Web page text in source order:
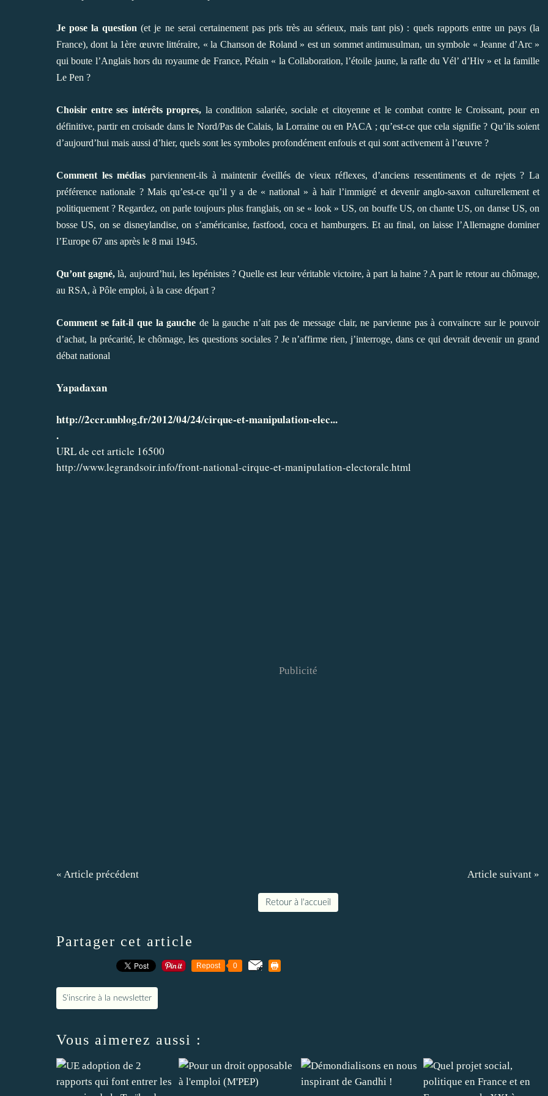
Je pose la question (et je ne serai certainement pas pris très au sérieux, mais tant pis) : quels rapports entre un pays (la
France), dont la 1ère œuvre littéraire, « la Chanson de Roland » est un sommet antimusulman, un symbole « Jeanne d’Arc »
qui boute l’Anglais hors du royaume de France, Pétain « la Collaboration, l’étoile jaune, la rafle du Vél’ d’Hiv » et la famille
Le Pen ?
Choisir entre ses intérêts propres, la condition salariée, sociale et citoyenne et le combat contre le Croissant, pour en
définitive, partir en croisade dans le Nord/Pas de Calais, la Lorraine ou en PACA ; qu’est-ce que cela signifie ? Qu’ils soient
d’aujourd’hui mais aussi d’hier, quels sont les symboles profondément enfouis et qui sont activement à l’œuvre ?
Comment les médias parviennent-ils à maintenir éveillés de vieux réflexes, d’anciens ressentiments et de rejets ? La
préférence nationale ? Mais qu’est-ce qu’il y a de « national » à haïr l’immigré et devenir anglo-saxon culturellement et
politiquement ? Regardez, on parle toujours plus franglais, on se « look » US, on bouffe US, on chante US, on danse US, on
bosse US, on se disneylandise, on s’américanise, fastfood, coca et hamburgers. Et au final, on laisse l’Allemagne dominer
l’Europe 67 ans après le 8 mai 1945.
Qu’ont gagné, là, aujourd’hui, les lepénistes ? Quelle est leur véritable victoire, à part la haine ? A part le retour au chômage,
au RSA, à Pôle emploi, à la case départ ?
Comment se fait-il que la gauche de la gauche n’ait pas de message clair, ne parvienne pas à convaincre sur le pouvoir
d’achat, la précarité, le chômage, les questions sociales ? Je n’affirme rien, j’interroge, dans ce qui devrait devenir un grand
débat national
Yapadaxan
http://2ccr.unblog.fr/2012/04/24/cirque-et-manipulation-elec...
.
URL de cet article 16500
http://www.legrandsoir.info/front-national-cirque-et-manipulation-electorale.html
Publicité
« Article précédent Article suivant »
Retour à l'accueil
Partager cet article
Repost 0
S'inscrire à la newsletter
Vous aimerez aussi :